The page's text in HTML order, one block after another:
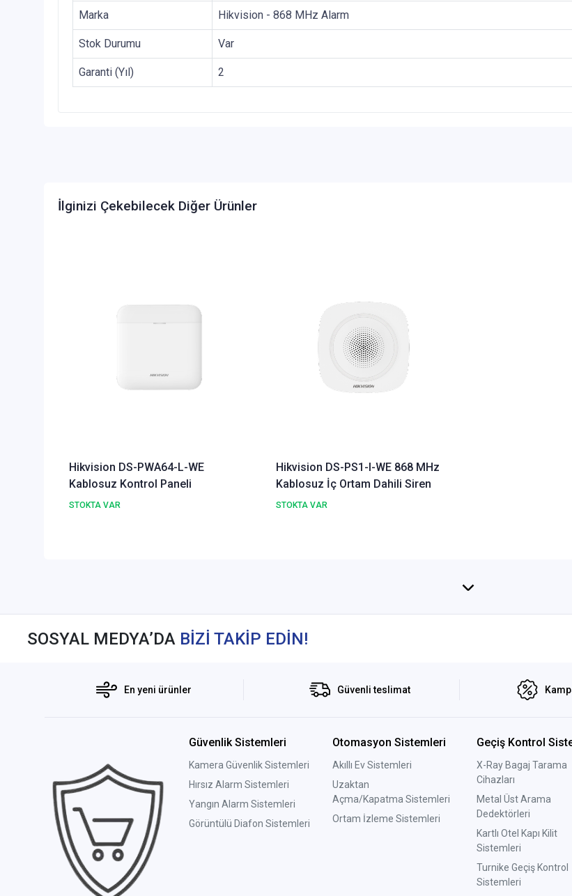
Marka Hikvision - 868 MHz Alarm
Stok Durumu Var
Garanti (Yıl) 2
İlginizi Çekebilecek Diğer Ürünler
Hikvision DS-PWA64-L-WE
Kablosuz Kontrol Paneli
STOKTA VAR
Hikvision DS-PS1-I-WE 868 MHz
Kablosuz İç Ortam Dahili Siren
STOKTA VAR
SOSYAL MEDYA’DA BİZİ TAKİP EDİN!
En yeni ürünler Güvenli teslimat
Güvenlik Sistemleri
Kamera Güvenlik Sistemleri
Hırsız Alarm Sistemleri
Yangın Alarm Sistemleri
Görüntülü Diafon Sistemleri
Otomasyon Sistemleri
Akıllı Ev Sistemleri
Uzaktan
Açma/Kapatma Sistemleri
Ortam İzleme Sistemleri
Geçiş Kontrol
X-Ray Bagaj Tarama
Cihazları
Metal Üst Arama
Dedektörleri
Kartlı Otel Kapı Kilit
Sistemleri
Turnike Geçiş Kontrol
Sistemleri